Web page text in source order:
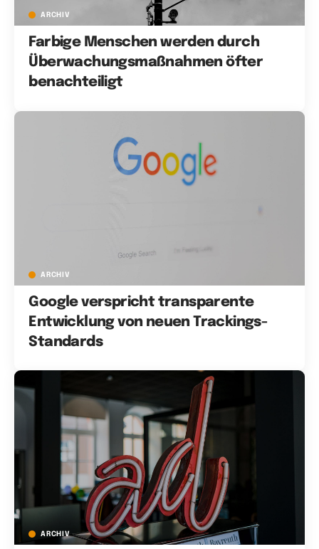
ARCHIV
Farbige Menschen werden durch
Überwachungsmaßnahmen öfter
benachteiligt
ARCHIV
Google verspricht transparente
Entwicklung von neuen Trackings-
Standards
ARCHIV